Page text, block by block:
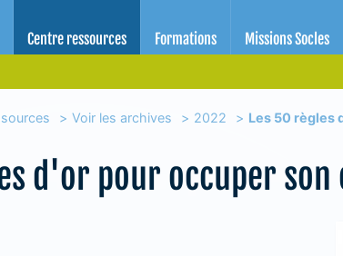
pour la santé des Alpes-Maritimes
Centre ressources Formations Missions Socles
Voir les archives 2022 Les 50 règles
d'or pour occuper